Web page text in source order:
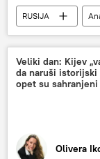
RUSIJA
Rusija
Veliki dan: Kijev
da naruši istorijski
opet su sahranjeni
Olivera